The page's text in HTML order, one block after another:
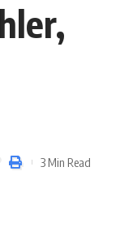
3 Min Read